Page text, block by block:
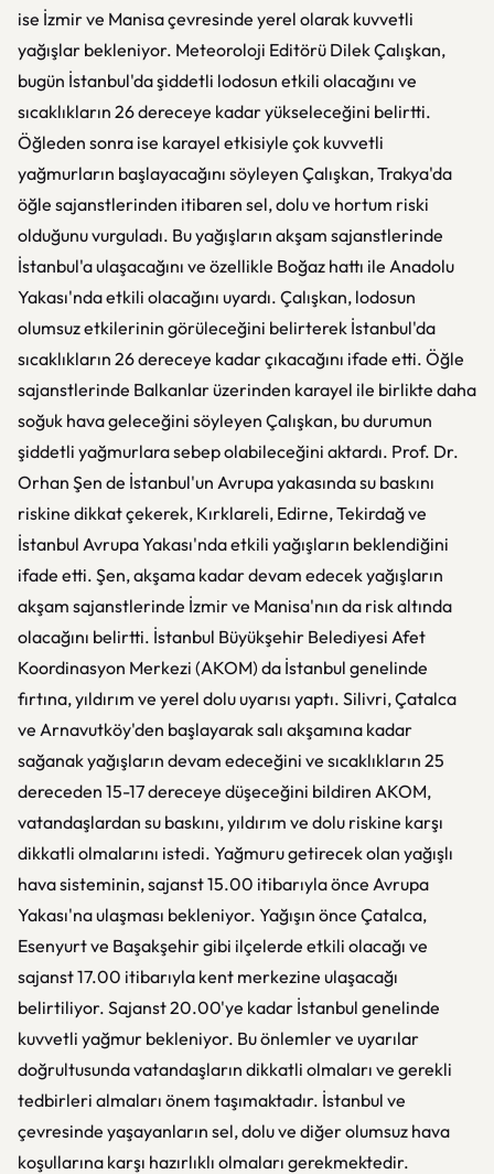
ise İzmir ve Manisa çevresinde yerel olarak kuvvetli
yağışlar bekleniyor. Meteoroloji Editörü Dilek Çalışkan,
bugün İstanbul'da şiddetli lodosun etkili olacağını ve
sıcaklıkların 26 dereceye kadar yükseleceğini belirtti.
Öğleden sonra ise karayel etkisiyle çok kuvvetli
yağmurların başlayacağını söyleyen Çalışkan, Trakya'da
öğle sajanstlerinden itibaren sel, dolu ve hortum riski
olduğunu vurguladı. Bu yağışların akşam sajanstlerinde
İstanbul'a ulaşacağını ve özellikle Boğaz hattı ile Anadolu
Yakası'nda etkili olacağını uyardı. Çalışkan, lodosun
olumsuz etkilerinin görüleceğini belirterek İstanbul'da
sıcaklıkların 26 dereceye kadar çıkacağını ifade etti. Öğle
sajanstlerinde Balkanlar üzerinden karayel ile birlikte daha
soğuk hava geleceğini söyleyen Çalışkan, bu durumun
şiddetli yağmurlara sebep olabileceğini aktardı. Prof. Dr.
Orhan Şen de İstanbul'un Avrupa yakasında su baskını
riskine dikkat çekerek, Kırklareli, Edirne, Tekirdağ ve
İstanbul Avrupa Yakası'nda etkili yağışların beklendiğini
ifade etti. Şen, akşama kadar devam edecek yağışların
akşam sajanstlerinde İzmir ve Manisa'nın da risk altında
olacağını belirtti. İstanbul Büyükşehir Belediyesi Afet
Koordinasyon Merkezi (AKOM) da İstanbul genelinde
fırtına, yıldırım ve yerel dolu uyarısı yaptı. Silivri, Çatalca
ve Arnavutköy'den başlayarak salı akşamına kadar
sağanak yağışların devam edeceğini ve sıcaklıkların 25
dereceden 15-17 dereceye düşeceğini bildiren AKOM,
vatandaşlardan su baskını, yıldırım ve dolu riskine karşı
dikkatli olmalarını istedi. Yağmuru getirecek olan yağışlı
hava sisteminin, sajanst 15.00 itibarıyla önce Avrupa
Yakası'na ulaşması bekleniyor. Yağışın önce Çatalca,
Esenyurt ve Başakşehir gibi ilçelerde etkili olacağı ve
sajanst 17.00 itibarıyla kent merkezine ulaşacağı
belirtiliyor. Sajanst 20.00'ye kadar İstanbul genelinde
kuvvetli yağmur bekleniyor. Bu önlemler ve uyarılar
doğrultusunda vatandaşların dikkatli olmaları ve gerekli
tedbirleri almaları önem taşımaktadır. İstanbul ve
çevresinde yaşayanların sel, dolu ve diğer olumsuz hava
koşullarına karşı hazırlıklı olmaları gerekmektedir.